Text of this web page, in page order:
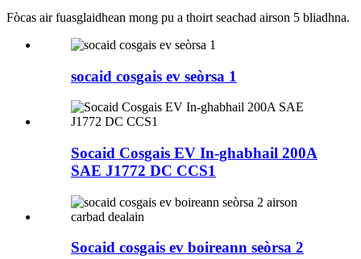
Fòcas air fuasglaidhean mong pu a thoirt seachad airson 5 bliadhna.
socaid cosgais ev seòrsa 1
Socaid Cosgais EV In-ghabhail 200A
SAE J1772 DC CCS1
Socaid cosgais ev boireann seòrsa 2